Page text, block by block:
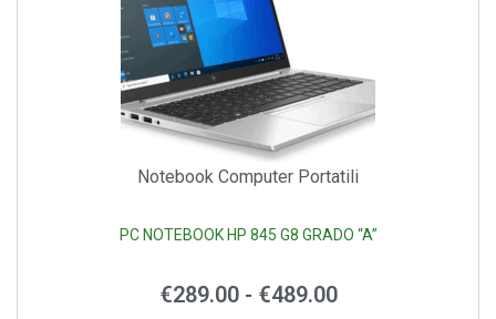
Notebook Computer Portatili
PC NOTEBOOK HP 845 G8 GRADO “A”
€289.00 - €489.00